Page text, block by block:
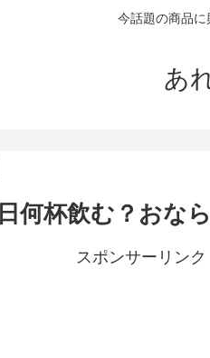
今話題の商品
あ
何杯飲む？おな
スポンサーリンク